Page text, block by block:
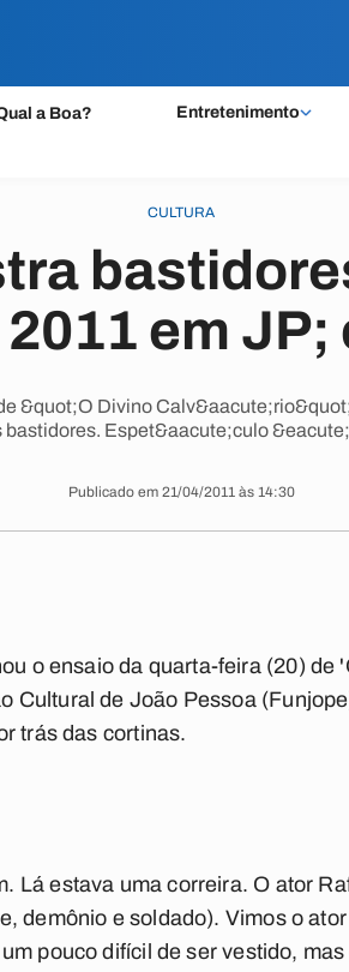
a Boa? Entretenimento
CULTURA
em
&quot;O Divino
Espet&aacute;culo
Publicado em 21/04/2011 às 14:30
o ensaio da quarta-feira (20) de
Cultural de João Pessoa
trás das cortinas.
Lá estava uma correira. O ator
demônio e soldado). Vimos o
pouco difícil de ser vestido,